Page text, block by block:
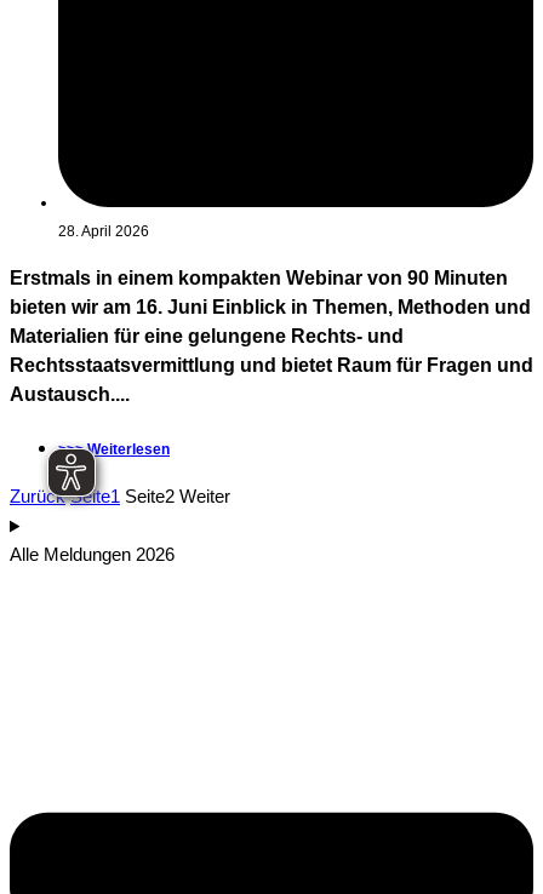
28. April 2026
Erstmals in einem kompakten Webinar von 90 Minuten
bieten wir am 16. Juni Einblick in Themen, Methoden und
Materialien für eine gelungene Rechts- und
Rechtsstaatsvermittlung und bietet Raum für Fragen und
Austausch....
>>> Weiterlesen
Zurück Seite1 Seite2 Weiter
Alle Meldungen 2026